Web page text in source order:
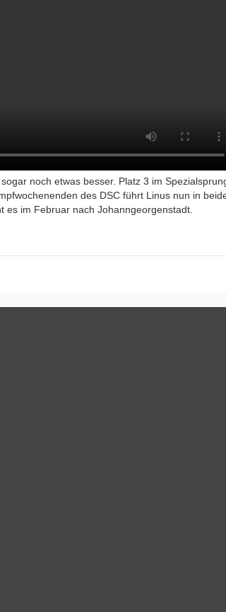
noch etwas besser. Platz 3 im
des DSC führt Linus nun in
im Februar nach Johanngeorgenstadt.